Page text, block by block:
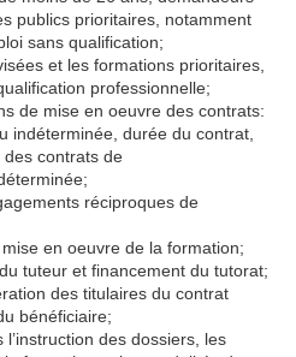
publics prioritaires, notamment
sans qualification;
et les formations prioritaires,
professionnelle;
de mise en oeuvre des contrats:
indéterminée, durée du contrat,
contrats de
réciproques de
en oeuvre de la formation;
tuteur et financement du tutorat;
des titulaires du contrat
bénéficiaire;
l’instruction des dossiers, les